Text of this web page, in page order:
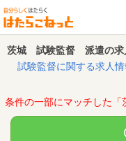
茨城 試験監督 派遣の求
試験監督に関する求人
条件の一部にマッチした「